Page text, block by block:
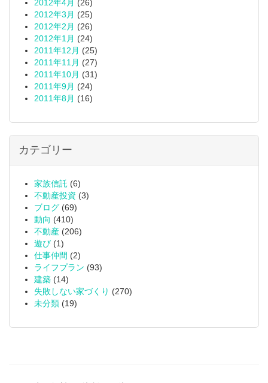
2012年4月 (26)
2012年3月 (25)
2012年2月 (26)
2012年1月 (24)
2011年12月 (25)
2011年11月 (27)
2011年10月 (31)
2011年9月 (24)
2011年8月 (16)
カテゴリー
家族信託 (6)
不動産投資 (3)
ブログ (69)
動向 (410)
不動産 (206)
遊び (1)
仕事仲間 (2)
ライフプラン (93)
建築 (14)
失敗しない家づくり (270)
未分類 (19)